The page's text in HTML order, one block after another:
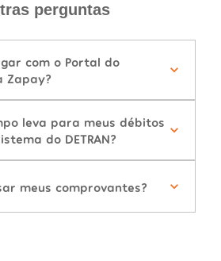
perguntas
com o Portal do
Zapay?
leva para meus débitos
do DETRAN?
meus comprovantes?